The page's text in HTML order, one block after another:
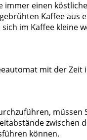
immer einen
Kaffee aus
im Kaffee kleine
mit der
müssen
zwischen
können.